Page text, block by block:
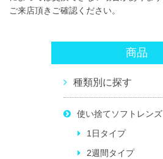
ご来店頂きご確認ください。
商品
種類別に探す
使い捨てソフトレンズ
1日タイプ
2週間タイプ